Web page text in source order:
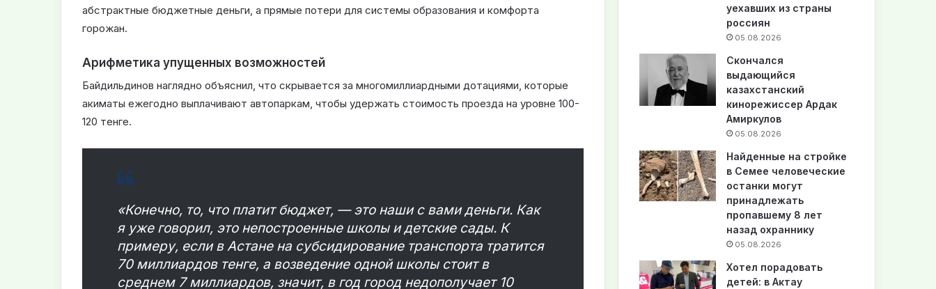
абстрактные бюджетные деньги, а прямые потери для системы образования и комфорта
горожан.
Арифметика упущенных возможностей
Байдильдинов наглядно объяснил, что скрывается за многомиллиардными дотациями, которые
акиматы ежегодно выплачивают автопаркам, чтобы удержать стоимость проезда на уровне 100-
120 тенге.
«Конечно, то, что платит бюджет, — это наши с вами деньги. Как
я уже говорил, это непостроенные школы и детские сады. К
примеру, если в Астане на субсидирование транспорта тратится
70 миллиардов тенге, а возведение одной школы стоит в
среднем 7 миллиардов, значит, в год город недополучает 10
уехавших из страны
россиян
05.08.2026
Скончался
выдающийся
казахстанский
кинорежиссер Ардак
Амиркулов
05.08.2026
Найденные на стройке
в Семее человеческие
останки могут
принадлежать
пропавшему 8 лет
назад охраннику
05.08.2026
Хотел порадовать
детей: в Актау